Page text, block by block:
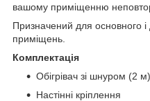
вашому приміщенню
Призначений для основного
приміщень.
Комплектація
Обігрівач зі шнуром (2
Настінні кріплення